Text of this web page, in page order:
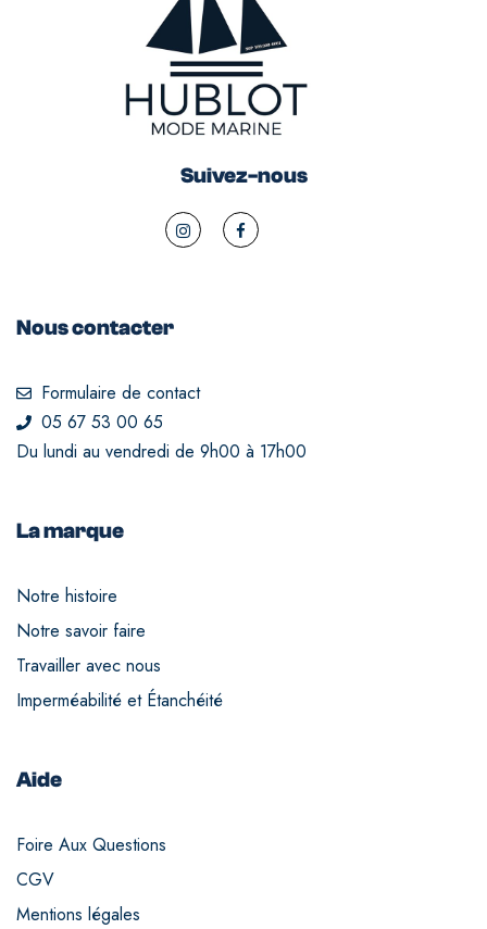
Suivez-nous
Nous contacter
Formulaire de contact
05 67 53 00 65
Du lundi au vendredi de 9h00 à 17h00
La marque
Notre histoire
Notre savoir faire
Travailler avec nous
Imperméabilité et Étanchéité
Aide
Foire Aux Questions
CGV
Mentions légales